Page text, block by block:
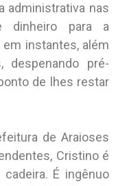
administrativa nas
dinheiro para a
instantes, além
despenando pré-
de lhes restar
de Araioses
Cristino é
É ingênuo